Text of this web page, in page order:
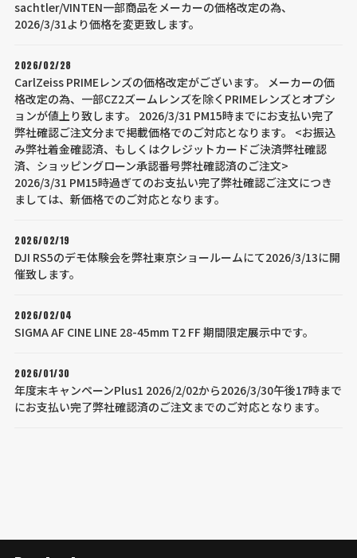
sachtler/VINTEN一部商品をメーカーの価格改定の為、
2026/3/31より価格を変更致します。
2026/02/28
CarlZeiss PRIMEレンズの価格改定がございます。 メーカーの価
格改定の為、一部CZ2ズームレンズを除くPRIMEレンズとオプシ
ョンが値上り致します。 2026/3/31 PM15時までにお支払い完了
弊社確認ご注文分まで掲載価格でのご対応となります。 <お振込
み弊社着金確認済、もしくはクレジットカードご決済弊社確認
済、ショッピングローン承認番号弊社確認済のご注文>
2026/3/31 PM15時過ぎてのお支払い完了弊社確認ご注文につき
ましては、新価格でのご対応となります。
2026/02/19
DJI RS5のデモ体験会を弊社東京ショールームにて2026/3/13に開
催致します。
2026/02/04
SIGMA AF CINE LINE 28-45mm T2 FF 期間限定展示中です。
2026/01/30
年度末キャンペーンPlus1 2026/2/02から2026/3/30午後17時まで
にお支払い完了弊社確認済のご注文までのご対応となります。